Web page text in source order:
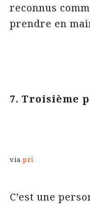
reconnus
prendre en
7. Troisième
via pri
C’est une